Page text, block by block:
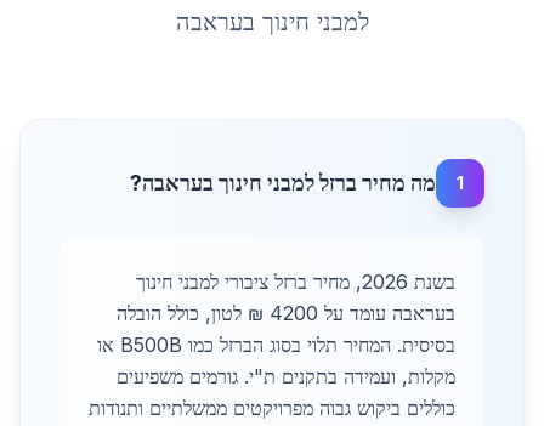
למבני חינוך בעראבה
1 מה מחיר ברזל למבני חינוך בעראבה?
בשנת 2026, מחיר ברזל ציבורי למבני חינוך
בעראבה עומד על 4200 ₪ לטון, כולל הובלה
בסיסית. המחיר תלוי בסוג הברזל כמו B500B או
מקלות, ועמידה בתקנים ת"י. גורמים משפיעים
כוללים ביקוש גבוה מפרויקטים ממשלתיים ותנודות